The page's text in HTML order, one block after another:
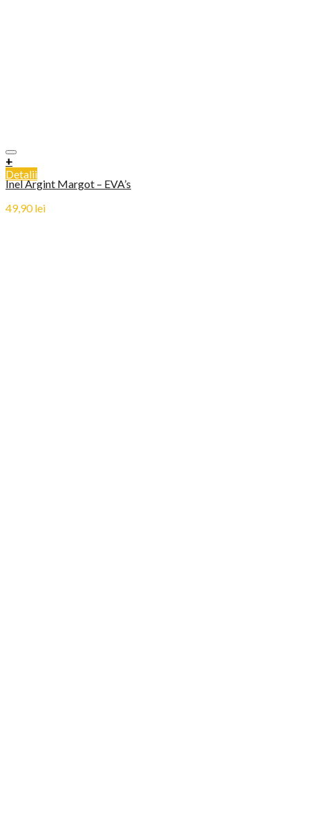
+
Detalii
Inel Argint Margot – EVA’s
49,90lei